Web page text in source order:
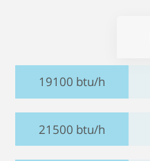
19100 btu/h
21500 btu/h